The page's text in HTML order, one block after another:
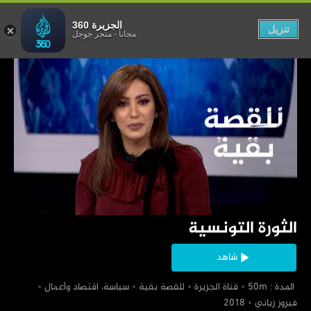
‏الثورة التونسية
شاهد
‏ المدة : 50m
‏قناة الجزيرة ‏للقصة بقية
‏سياسة، اقتصاد وأعمال
‏فيروز زياني
الثورة التونسية
الجزيرة 360
مجاناً-متجر جوجل تنزيل